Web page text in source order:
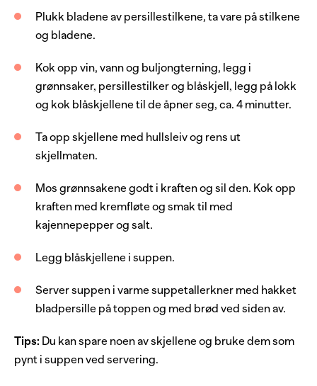
2 dl
hvitvin, tørr
1 terning
fiskebuljong
2 dl
kremfløte
kajennepepper
salt
Server med
brød
Plukk bladene av persillestilkene, ta vare på stilkene
og bladene.
Kok opp vin, vann og buljongterning, legg i
grønnsaker, persillestilker og blåskjell, legg på lokk
og kok blåskjellene til de åpner seg, ca. 4 minutter.
Ta opp skjellene med hullsleiv og rens ut
skjellmaten.
Mos grønnsakene godt i kraften og sil den. Kok opp
kraften med kremfløte og smak til med
kajennepepper og salt.
Legg blåskjellene i suppen.
Server suppen i varme suppetallerkner med hakket
bladpersille på toppen og med brød ved siden av.
Tips: Du kan spare noen av skjellene og bruke dem som
pynt i suppen ved servering.